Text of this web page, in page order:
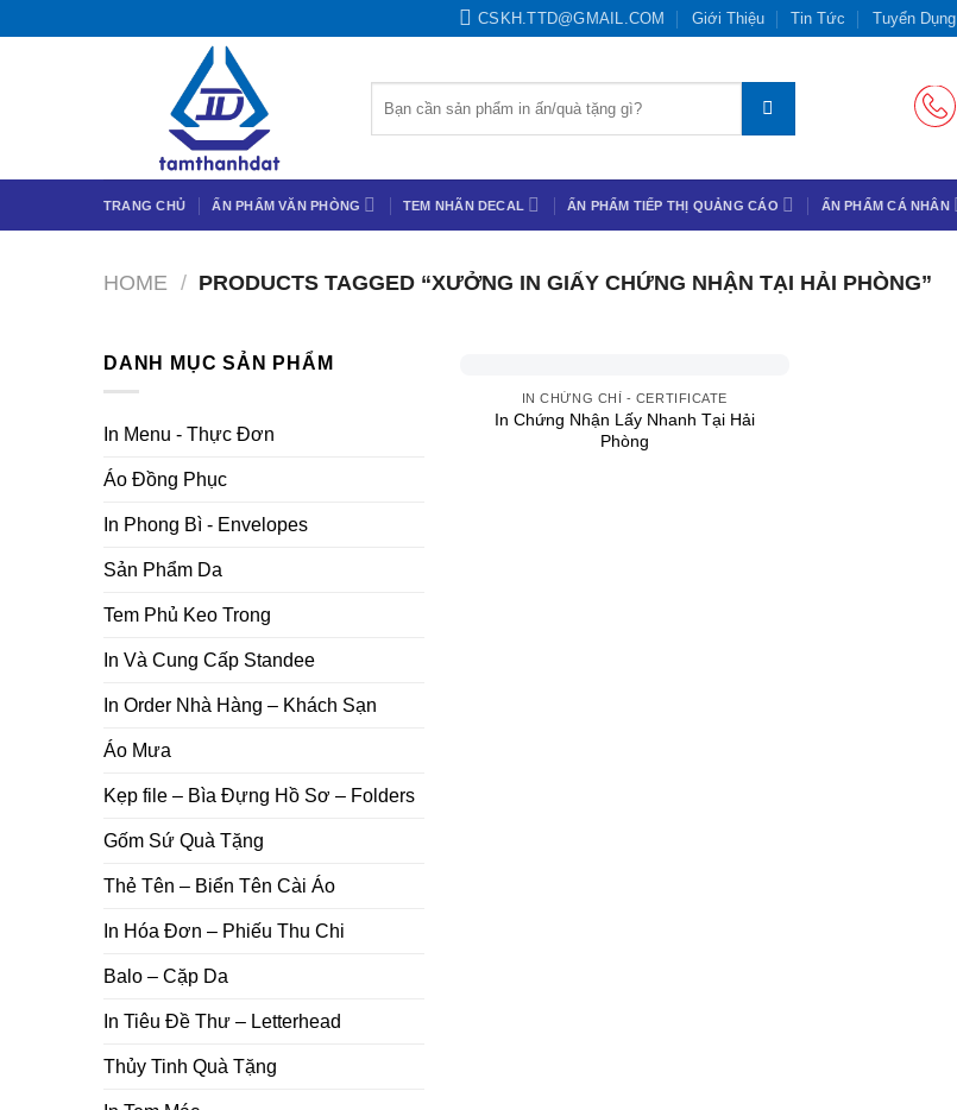
đến
CSKH.TTD@GMAIL.COM Giới Thiệu Tin Tức Tuyển Dụng
for:
TRANG CHỦ ẤN PHẨM VĂN PHÒNG TEM NHÃN DECAL ẤN PHẨM TIẾP THỊ QUẢNG CÁO ẤN PHẨM CÁ NHÂN
HOME / PRODUCTS TAGGED “XƯỞNG IN GIẤY CHỨNG NHẬN TẠI HẢI PHÒNG”
DANH MỤC SẢN PHẨM
In Menu - Thực Đơn
Áo Đồng Phục
In Phong Bì - Envelopes
Sản Phẩm Da
Tem Phủ Keo Trong
In Và Cung Cấp Standee
In Order Nhà Hàng – Khách Sạn
Áo Mưa
Kẹp file – Bìa Đựng Hồ Sơ – Folders
Gốm Sứ Quà Tặng
Thẻ Tên – Biển Tên Cài Áo
In Hóa Đơn – Phiếu Thu Chi
Balo – Cặp Da
In Tiêu Đề Thư – Letterhead
Thủy Tinh Quà Tặng
IN CHỨNG CHỈ - CERTIFICATE
In Chứng Nhận Lấy Nhanh Tại Hải
Phòng